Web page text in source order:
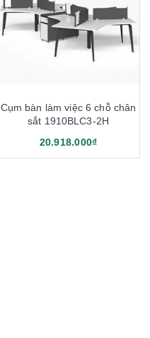
Cụm bàn làm việc 6 chỗ chân
sắt 1910BLC3-2H
20.918.000₫